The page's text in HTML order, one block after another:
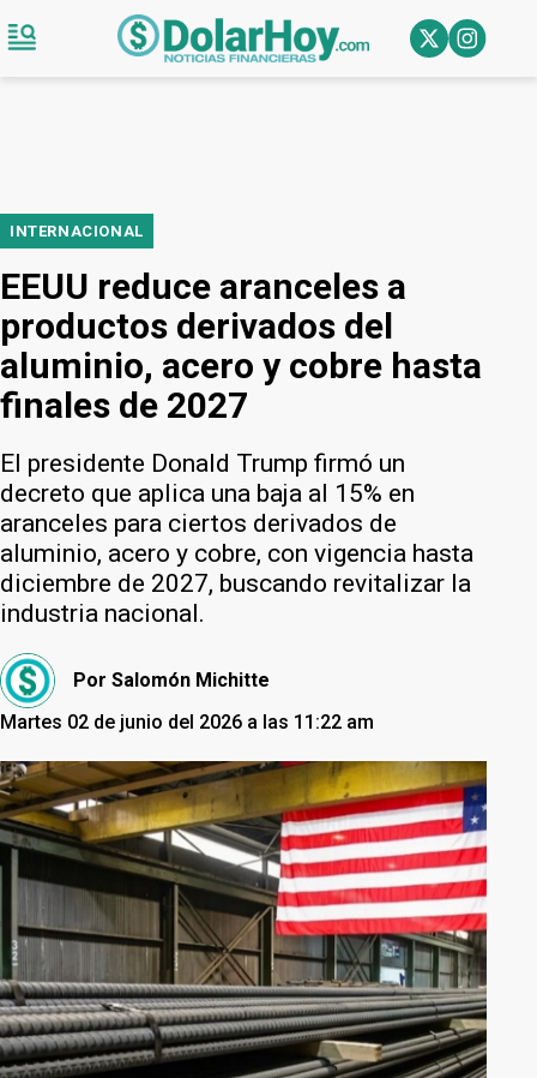
INTERNACIONAL
EEUU reduce aranceles a
productos derivados del
aluminio, acero y cobre hasta
finales de 2027
El presidente Donald Trump firmó un
decreto que aplica una baja al 15% en
aranceles para ciertos derivados de
aluminio, acero y cobre, con vigencia hasta
diciembre de 2027, buscando revitalizar la
industria nacional.
Por Salomón Michitte
Martes 02 de junio del 2026 a las 11:22 am